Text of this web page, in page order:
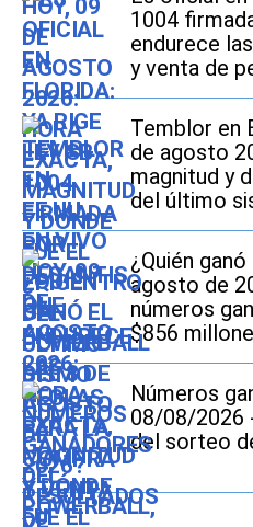
1004
endurece
y venta de
Temblor en
de agosto
magnitud y
del último
¿Quién
agosto de
números
$856
Números
08/08/2026
del sorteo